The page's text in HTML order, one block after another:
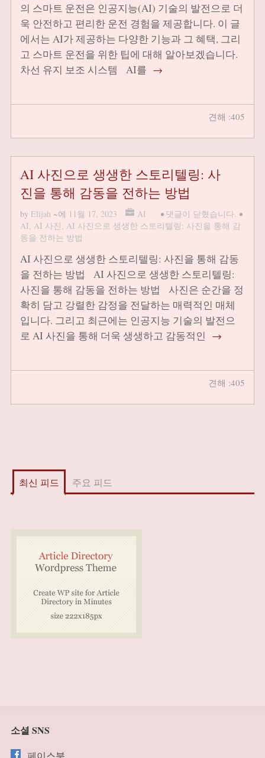
의 스마트 운전은 인공지능(AI) 기술의 발전으로 더
욱 안전하고 편리한 운전 경험을 제공합니다. 이 글
에서는 AI가 제공하는 다양한 기능과 그 혜택, 그리
고 스마트 운전을 위한 팁에 대해 알아보겠습니다.
차선 유지 보조 시스템 AI를 →
견해 :405
AI 사진으로 생생한 스토리텔링: 사
진을 통해 감동을 전하는 방법
by Elijah ~에 11월 17, 2023 AI • 댓글이 닫혔습니다. •
AI, AI 사진, AI 사진으로 생생한 스토리텔링: 사진을 통해 감
동을 전하는 방법
AI 사진으로 생생한 스토리텔링: 사진을 통해 감동
을 전하는 방법 AI 사진으로 생생한 스토리텔링:
사진을 통해 감동을 전하는 방법 사진은 순간을 정
확히 담고 강렬한 감정을 전달하는 매력적인 매체
입니다. 그리고 최근에는 인공지능 기술의 발전으
로 AI 사진을 통해 더욱 생생하고 감동적인 →
견해 :405
최신 피드 주요 피드
소셜 SNS
페이스북